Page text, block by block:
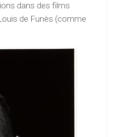
dans des films
de Funès (comme